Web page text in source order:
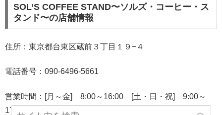
SOL’S COFFEE STAND〜ソルズ・コーヒー・ス
タンド〜の店舗情報
住所：東京都台東区蔵前３丁目１９−４
電話番号：090-6496-5661
営業時間：[月～金] 8:00～16:00 [土・日・祝] 9:00～
17:00